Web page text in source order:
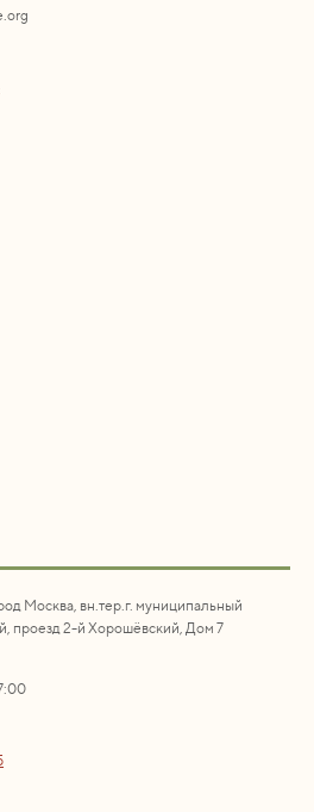
Москва, вн.тер.г. муниципальный
проезд 2-й Хорошёвский, Дом 7